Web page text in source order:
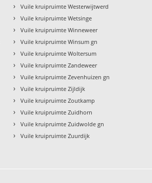
› Vuile kruipruimte Westerwijtwerd
› Vuile kruipruimte Wetsinge
› Vuile kruipruimte Winneweer
› Vuile kruipruimte Winsum gn
› Vuile kruipruimte Woltersum
› Vuile kruipruimte Zandeweer
› Vuile kruipruimte Zevenhuizen gn
› Vuile kruipruimte Zijldijk
› Vuile kruipruimte Zoutkamp
› Vuile kruipruimte Zuidhorn
› Vuile kruipruimte Zuidwolde gn
› Vuile kruipruimte Zuurdijk